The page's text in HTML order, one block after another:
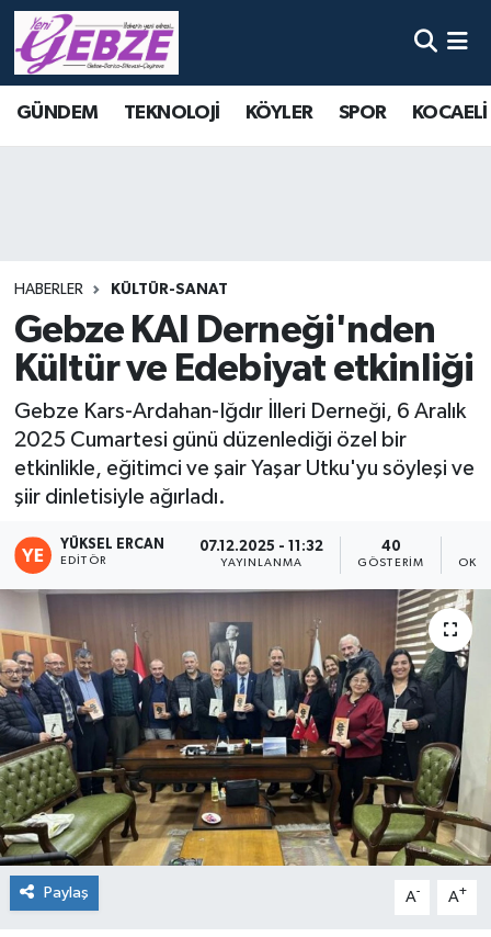
GÜNDEM TEKNOLOJİ KÖYLER SPOR
HABERLER KÜLTÜR-SANAT
Gebze KAI Derneği'nden
Kültür ve Edebiyat etkinliği
Gebze Kars-Ardahan-Iğdır İlleri Derneği, 6 Aralık
2025 Cumartesi günü düzenlediği özel bir
etkinlikle, eğitimci ve şair Yaşar Utku'yu söyleşi ve
şiir dinletisiyle ağırladı.
YÜKSEL ERCAN
EDITÖR
07.12.2025 - 11:32
YAYINLANMA
40
GÖSTERIM
Paylaş A- A+
Nöbetçi Eczaneler
Tüm Manşetler
Son Dakika Haberleri
Haber Arşivi